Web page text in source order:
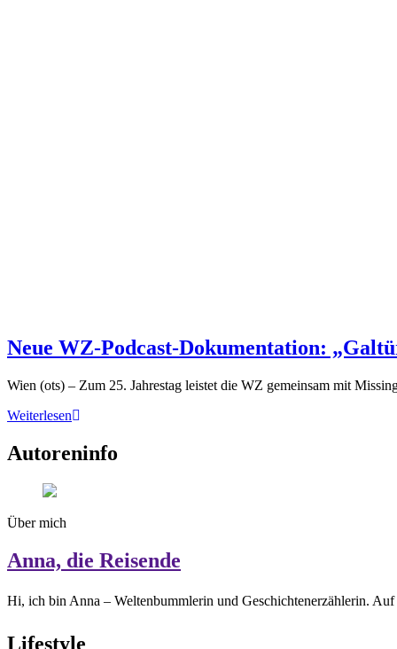
Neue WZ-Podcast-Dokumentation:
Wien (ots) – Zum 25. Jahrestag leistet die WZ gemeinsam mit
Weiterlesen
Autoreninfo
Über mich
Anna, die Reisende
Hi, ich bin Anna – Weltenbummlerin und Geschichtenerzählerin.
Lifestyle